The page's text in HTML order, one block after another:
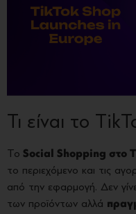
Τι είναι το
Το Social Shopping στο
το περιεχόμενο και τις
από την εφαρμογή. Δεν
των προϊόντων αλλά